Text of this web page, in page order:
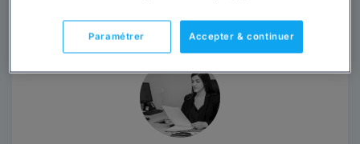
Accepter & continuer
Paramétrer